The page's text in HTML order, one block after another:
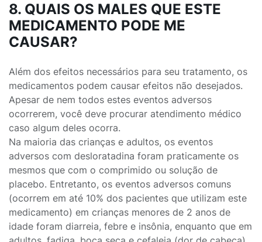
8. QUAIS OS MALES QUE ESTE
MEDICAMENTO PODE ME
CAUSAR?
Além dos efeitos necessários para seu tratamento, os
medicamentos podem causar efeitos não desejados.
Apesar de nem todos estes eventos adversos
ocorrerem, você deve procurar atendimento médico
caso algum deles ocorra.
Na maioria das crianças e adultos, os eventos
adversos com desloratadina foram praticamente os
mesmos que com o comprimido ou solução de
placebo. Entretanto, os eventos adversos comuns
(ocorrem em até 10% dos pacientes que utilizam este
medicamento) em crianças menores de 2 anos de
idade foram diarreia, febre e insônia, enquanto que em